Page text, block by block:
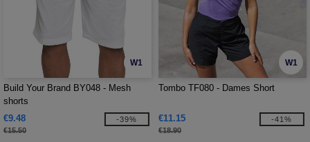
W1
Build Your Brand BY048 - Mesh
shorts
€9.48
€15.50
-39%
W1
Tombo TF080 - Dames Short
€11.15
€18.90
-41%